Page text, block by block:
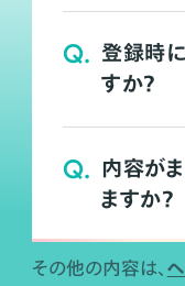
Q. 登録時
すか？
Q. 内容が
ますか？
その他の内容は、